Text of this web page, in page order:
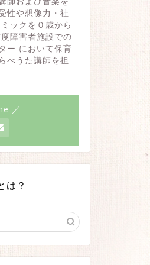
性や想像力・社
ックを０歳から
障害者施設での
ー において保育
べうた講師を担
／
は？